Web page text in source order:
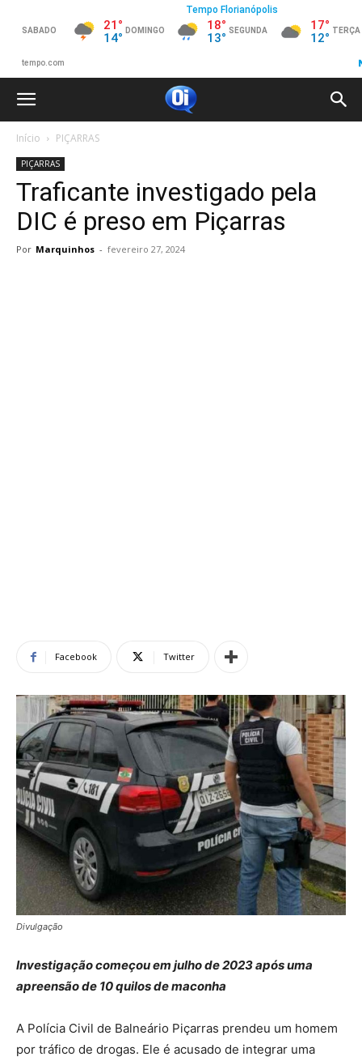
Início PIÇARRAS
PIÇARRAS
Traficante investigado pela
DIC é preso em Piçarras
Por Marquinhos - fevereiro 27, 2024
Facebook Twitter
Divulgação
Investigação começou em julho de 2023 após uma
apreensão de 10 quilos de maconha
A Polícia Civil de Balneário Piçarras prendeu um homem
por tráfico de drogas. Ele é acusado de integrar uma